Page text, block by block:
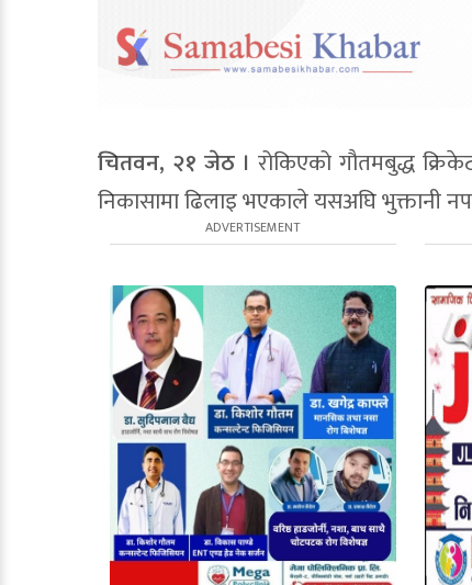
चितवन, २१ जेठ । रोकिएको गौतमबुद्ध
निकासामा ढिलाइ भएकाले यसअघि भुक्तानी